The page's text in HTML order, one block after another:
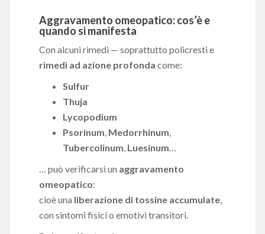
Aggravamento omeopatico: cos’è e
quando si manifesta
Con alcuni rimedi — soprattutto policresti e
rimedi ad azione profonda come:
Sulfur
Thuja
Lycopodium
Psorinum, Medorrhinum,
Tubercolinum, Luesinum…
… può verificarsi un aggravamento
omeopatico:
cioè una liberazione di tossine accumulate,
con sintomi fisici o emotivi transitori.